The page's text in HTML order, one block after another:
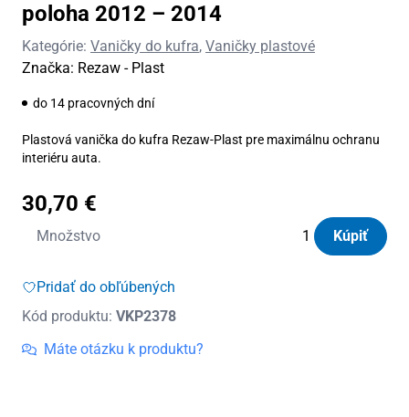
poloha 2012 – 2014
Kategórie: Vaničky do kufra, Vaničky plastové
Značka: Rezaw - Plast
do 14 pracovných dní
Plastová vanička do kufra Rezaw-Plast pre maximálnu ochranu
interiéru auta.
30,70 €
Množstvo
množstvo
do
plastová
Toyota
Kúpiť
Pridať do obľúbených
Kód produktu: VKP2378
Máte otázku k produktu?